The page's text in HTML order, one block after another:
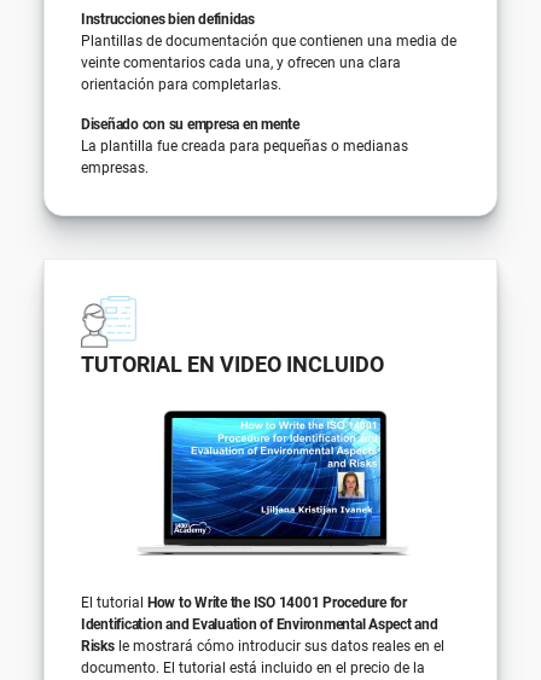
Instrucciones bien definidas
Plantillas de documentación que contienen una media de
veinte comentarios cada una, y ofrecen una clara
orientación para completarlas.
Diseñado con su empresa en mente
La plantilla fue creada para pequeñas o medianas
empresas.
TUTORIAL EN VIDEO INCLUIDO
El tutorial
How to Write the ISO 14001 Procedure for
Identification and Evaluation of Environmental Aspect and
Risksle mostrará cómo introducir sus datos reales en el
documento. El tutorial está incluido en el precio de la